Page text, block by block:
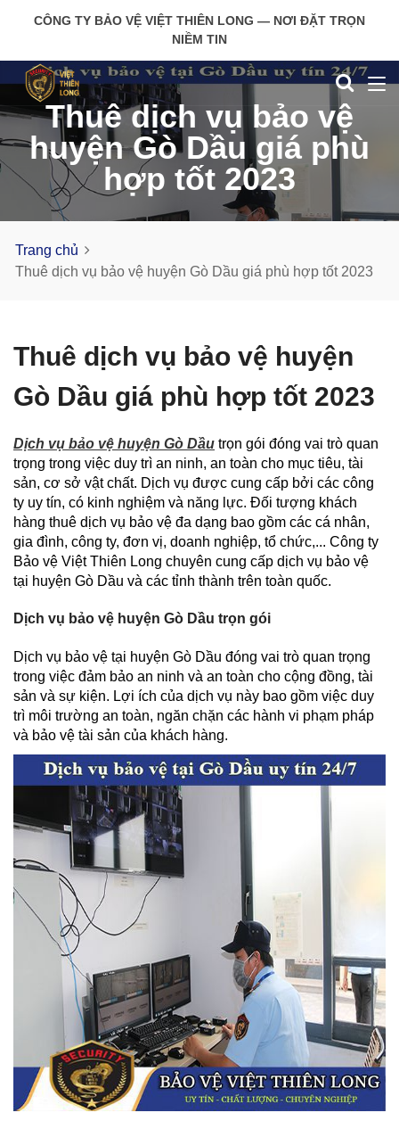
CÔNG TY BẢO VỆ VIỆT THIÊN LONG — NƠI ĐẶT TRỌN
NIỀM TIN
Thuê dịch vụ bảo vệ
huyện Gò Dầu giá phù
hợp tốt 2023
Trang chủ
Thuê dịch vụ bảo vệ huyện Gò Dầu giá phù hợp tốt 2023
Thuê dịch vụ bảo vệ huyện
Gò Dầu giá phù hợp tốt 2023
Dịch vụ bảo vệ huyện Gò Dầu trọn gói đóng vai trò quan
trọng trong việc duy trì an ninh, an toàn cho mục tiêu, tài
sản, cơ sở vật chất. Dịch vụ được cung cấp bởi các công
ty uy tín, có kinh nghiệm và năng lực. Đối tượng khách
hàng thuê dịch vụ bảo vệ đa dạng bao gồm các cá nhân,
gia đình, công ty, đơn vị, doanh nghiệp, tổ chức,... Công ty
Bảo vệ Việt Thiên Long chuyên cung cấp dịch vụ bảo vệ
tại huyện Gò Dầu và các tỉnh thành trên toàn quốc.
Dịch vụ bảo vệ huyện Gò Dầu trọn gói
Dịch vụ bảo vệ tại huyện Gò Dầu đóng vai trò quan trọng
trong việc đảm bảo an ninh và an toàn cho cộng đồng, tài
sản và sự kiện. Lợi ích của dịch vụ này bao gồm việc duy
trì môi trường an toàn, ngăn chặn các hành vi phạm pháp
và bảo vệ tài sản của khách hàng.